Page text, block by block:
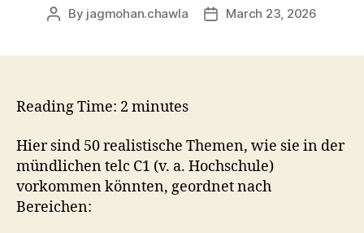
Post
By jagmohan.chawla
PostMarch 23, 2026
Reading Time: 2 minutes
Hier sind 50 realistische Themen, wie sie in der
mündlichen telc C1 (v. a. Hochschule)
vorkommen könnten, geordnet nach
Bereichen: